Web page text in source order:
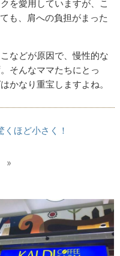
を愛用していますが、こ
も、肩への負担がまった
などが原因で、慢性的な
そんなママたちにとっ
かなり重宝しますよね。
ほど小さく！
»